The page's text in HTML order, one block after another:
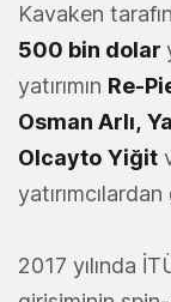
Kavaken
500 bin dolar
yatırımın Re-
Osman Arlı,
Olcayto Yiğit
2017 yılında